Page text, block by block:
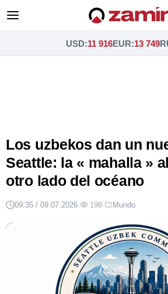
USD:11 916EUR:13 749
Los uzbekos dan un
Seattle: la « mahalla »
otro lado del océano
09:35 / 09.07.2026· 198· Mundo